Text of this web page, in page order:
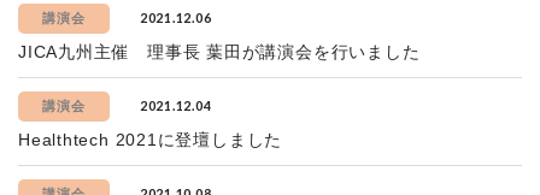
講演会 2021.12.06
JICA九州主催 理事長 葉田が講演会を行いました
講演会 2021.12.04
Healthtech 2021に登壇しました